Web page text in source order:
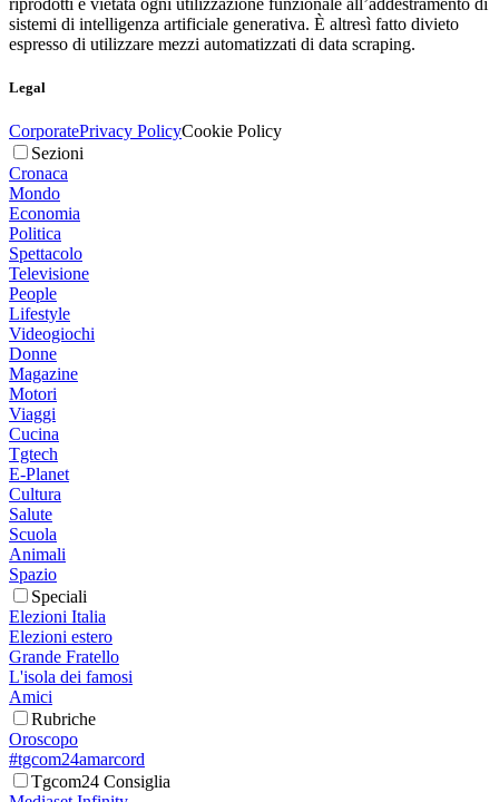
sistemi di intelligenza artificiale generativa. È altresì fatto divieto
espresso di utilizzare mezzi automatizzati di data scraping.
Legal
CorporatePrivacy PolicyCookie Policy
Sezioni
Cronaca
Mondo
Economia
Politica
Spettacolo
Televisione
People
Lifestyle
Videogiochi
Donne
Magazine
Motori
Viaggi
Cucina
Tgtech
E-Planet
Cultura
Salute
Scuola
Animali
Spazio
Speciali
Elezioni Italia
Elezioni estero
Grande Fratello
L'isola dei famosi
Amici
Rubriche
Oroscopo
#tgcom24amarcord
Tgcom24 Consiglia